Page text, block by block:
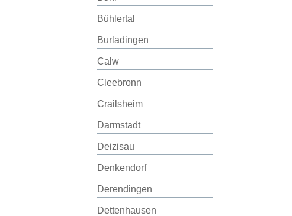
Bühlertal
Burladingen
Calw
Cleebronn
Crailsheim
Darmstadt
Deizisau
Denkendorf
Derendingen
Dettenhausen